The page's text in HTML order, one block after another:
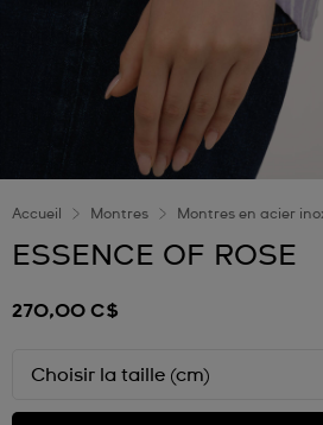
Accueil Montres Montres en acier
ESSENCE OF ROSE
270,00 C$
Choisir la taille (cm)